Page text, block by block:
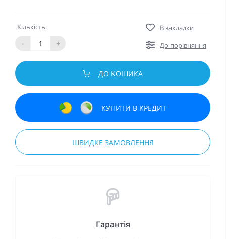
Кількість:
-
+
В закладки
До порівняння
ДО КОШИКА
КУПИТИ В КРЕДИТ
ШВИДКЕ ЗАМОВЛЕННЯ
Гарантія